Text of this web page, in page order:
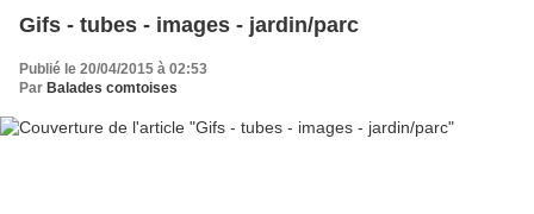
Gifs - tubes - images - jardin/parc
Publié le 20/04/2015 à 02:53
Par Balades comtoises